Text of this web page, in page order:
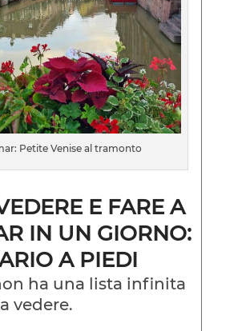
Petite Venise al tramonto
E FARE A
IN UN GIORNO:
A PIEDI
ha una lista infinita
vedere.